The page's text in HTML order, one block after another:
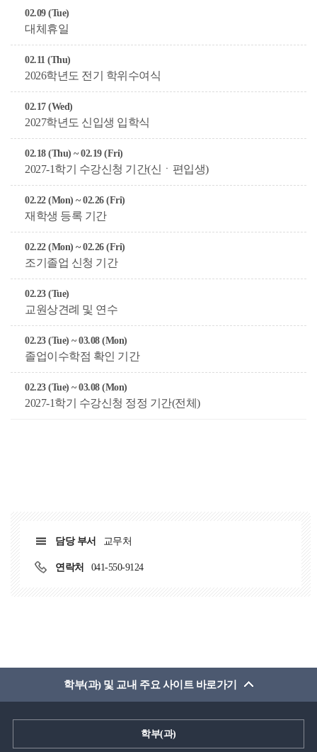
02.09 (Tue)
대체휴일
02.11 (Thu)
2026학년도 전기 학위수여식
02.17 (Wed)
2027학년도 신입생 입학식
02.18 (Thu) ~ 02.19 (Fri)
2027-1학기 수강신청 기간(신ㆍ편입생)
02.22 (Mon) ~ 02.26 (Fri)
재학생 등록 기간
02.22 (Mon) ~ 02.26 (Fri)
조기졸업 신청 기간
02.23 (Tue)
교원상견례 및 연수
02.23 (Tue) ~ 03.08 (Mon)
졸업이수학점 확인 기간
02.23 (Tue) ~ 03.08 (Mon)
2027-1학기 수강신청 정정 기간(전체)
담당 부서 교무처
연락처 041-550-9124
학부(과) 및 교내 주요 사이트 바로가기
학부(과)